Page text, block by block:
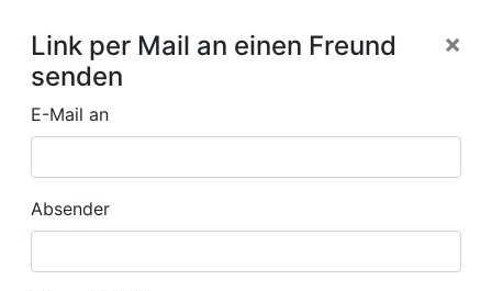
×
Link per Mail an einen Freund
senden
E-Mail an
Absender